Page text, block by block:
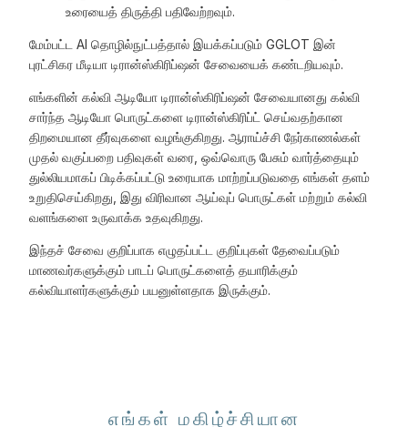
உரையைத் திருத்தி பதிவேற்றவும்.
மேம்பட்ட AI தொழில்நுட்பத்தால் இயக்கப்படும் GGLOT இன்
புரட்சிகர மீடியா டிரான்ஸ்கிரிப்ஷன் சேவையைக் கண்டறியவும்.
எங்களின் கல்வி ஆடியோ டிரான்ஸ்கிரிப்ஷன் சேவையானது கல்வி
சார்ந்த ஆடியோ பொருட்களை டிரான்ஸ்கிரிப்ட் செய்வதற்கான
திறமையான தீர்வுகளை வழங்குகிறது. ஆராய்ச்சி நேர்காணல்கள்
முதல் வகுப்பறை பதிவுகள் வரை, ஒவ்வொரு பேசும் வார்த்தையும்
துல்லியமாகப் பிடிக்கப்பட்டு உரையாக மாற்றப்படுவதை எங்கள் தளம்
உறுதிசெய்கிறது, இது விரிவான ஆய்வுப் பொருட்கள் மற்றும் கல்வி
வளங்களை உருவாக்க உதவுகிறது.
இந்தச் சேவை குறிப்பாக எழுதப்பட்ட குறிப்புகள் தேவைப்படும்
மாணவர்களுக்கும் பாடப் பொருட்களைத் தயாரிக்கும்
கல்வியாளர்களுக்கும் பயனுள்ளதாக இருக்கும்.
எங்கள் மகிழ்ச்சியான